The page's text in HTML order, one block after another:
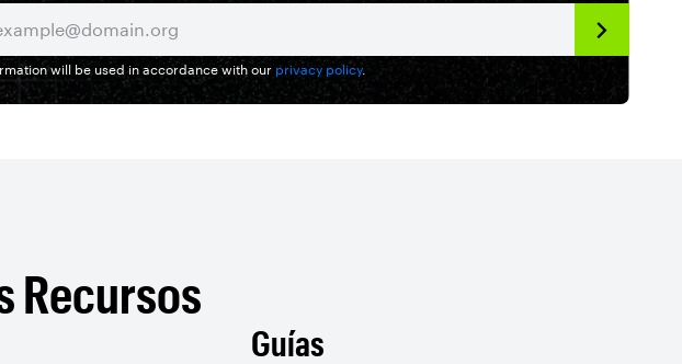
will be used in accordance with our privacy policy.
Recursos
Guías